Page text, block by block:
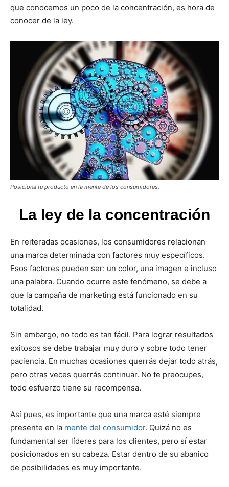
que conocemos un poco de la concentración, es hora de
conocer de la ley.
Posiciona tu producto en la mente de los consumidores.
La ley de la concentración
En reiteradas ocasiones, los consumidores relacionan
una marca determinada con factores muy específicos.
Esos factores pueden ser: un color, una imagen e incluso
una palabra. Cuando ocurre este fenómeno, se debe a
que la campaña de marketing está funcionado en su
totalidad.
Sin embargo, no todo es tan fácil. Para lograr resultados
exitosos se debe trabajar muy duro y sobre todo tener
paciencia. En muchas ocasiones querrás dejar todo atrás,
pero otras veces querrás continuar. No te preocupes,
todo esfuerzo tiene su recompensa.
Así pues, es importante que una marca esté siempre
presente en la mente del consumidor. Quizá no es
fundamental ser líderes para los clientes, pero sí estar
posicionados en su cabeza. Estar dentro de su abanico
de posibilidades es muy importante.